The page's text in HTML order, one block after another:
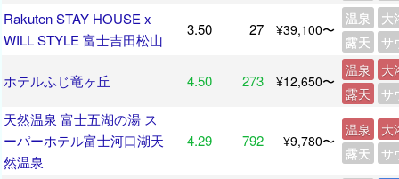
Rakuten STAY HOUSE x
WILL STYLE 富士吉田松山
3.50 27 ¥39,100〜
温泉
大
露天
サ
ホテルふじ竜ヶ丘 4.50 273 ¥12,650〜
温泉
大
露天
サ
天然温泉 富士五湖の湯 ス
ーパーホテル富士河口湖天
然温泉
4.29 792 ¥9,780〜
温泉
大
露天
サ